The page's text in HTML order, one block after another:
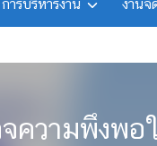
การบริหารงาน งานจั
ความพึงพ